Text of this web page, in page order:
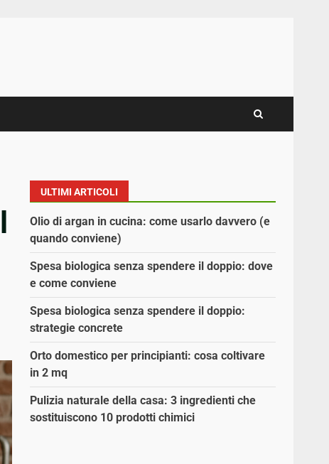
ULTIMI ARTICOLI
Olio di argan in cucina: come usarlo davvero (e
quando conviene)
Spesa biologica senza spendere il doppio: dove
e come conviene
Spesa biologica senza spendere il doppio:
strategie concrete
Orto domestico per principianti: cosa coltivare
in 2 mq
Pulizia naturale della casa: 3 ingredienti che
sostituiscono 10 prodotti chimici